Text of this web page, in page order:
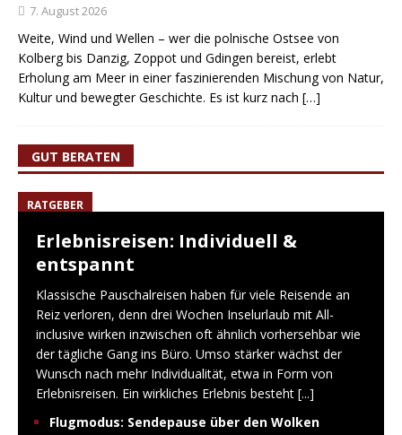
7. August 2026
Weite, Wind und Wellen – wer die polnische Ostsee von
Kolberg bis Danzig, Zoppot und Gdingen bereist, erlebt
Erholung am Meer in einer faszinierenden Mischung von Natur,
Kultur und bewegter Geschichte. Es ist kurz nach […]
GUT BERATEN
RATGEBER
Erlebnisreisen: Individuell &
entspannt
Klassische Pauschalreisen haben für viele Reisende an
Reiz verloren, denn drei Wochen Inselurlaub mit All-
inclusive wirken inzwischen oft ähnlich vorhersehbar wie
der tägliche Gang ins Büro. Umso stärker wächst der
Wunsch nach mehr Individualität, etwa in Form von
Erlebnisreisen. Ein wirkliches Erlebnis besteht [...]
Flugmodus: Sendepause über den Wolken